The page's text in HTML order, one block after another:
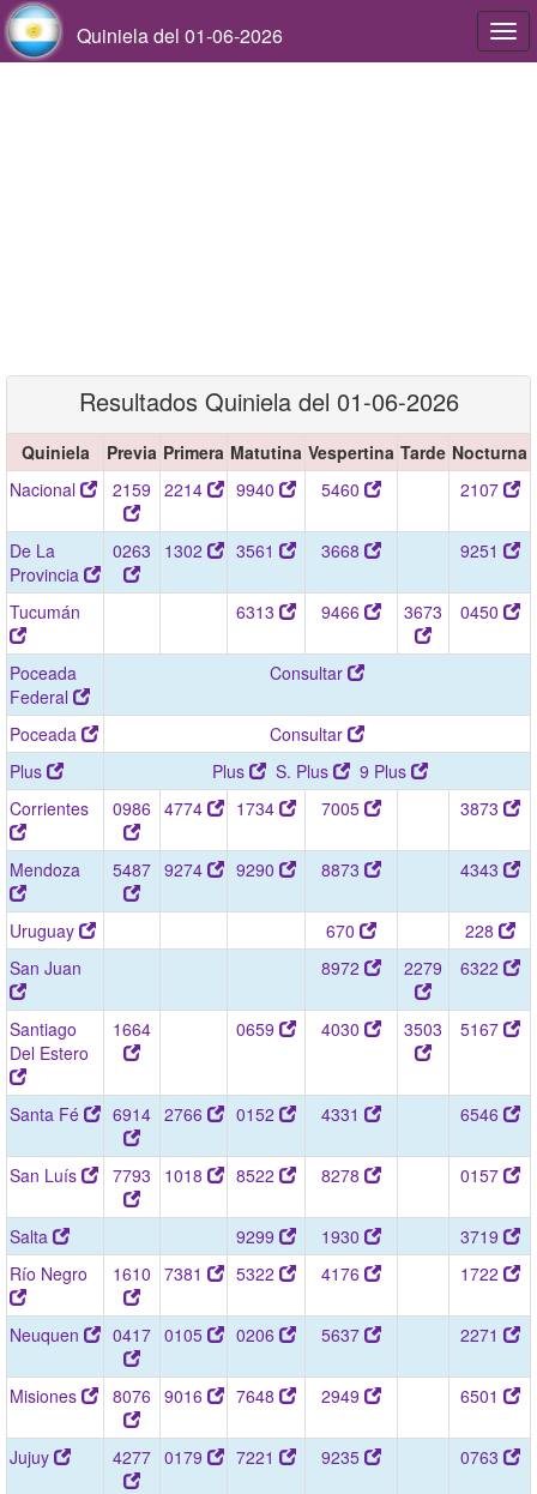
Quiniela del 01-06-2026
Resultados Quiniela del 01-06-2026
Quiniela Previa Primera Matutina Vespertina Tarde Nocturna
Nacional
2159 2214 9940 5460 2107
De La
Provincia
0263 1302 3561 3668 9251
Tucumán 6313 9466 3673 0450
Poceada
Federal
Consultar
Poceada
Consultar
Plus
Plus S. Plus
9 Plus
Corrientes
0986 4774 1734 7005 3873
Mendoza 5487 9274 9290 8873 4343
Uruguay 670
228
San Juan
8972 2279 6322
Santiago
Del Estero
1664 0659 4030 3503 5167
Santa Fé 6914 2766 0152 4331 6546
San Luís 7793 1018 8522 8278 0157
Salta 9299 1930
3719
Río Negro
1610 7381 5322 4176 1722
Neuquen 0417 0105 0206 5637 2271
Misiones 8076 9016 7648 2949 6501
Jujuy 4277 0179 7221 9235 0763